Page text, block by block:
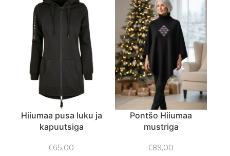
Hiiumaa pusa luku ja
kapuutsiga
€65,00
Pontšo Hiiumaa
mustriga
€89,00